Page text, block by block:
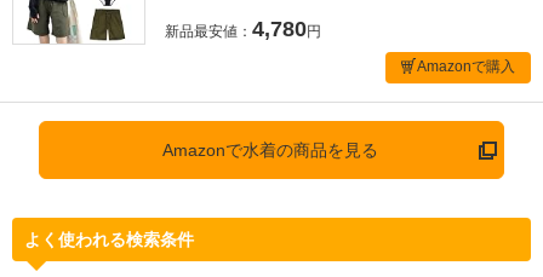
新品最安値： 4,780円
Amazonで購入
Amazonで水着の商品を見る
よく使われる検索条件